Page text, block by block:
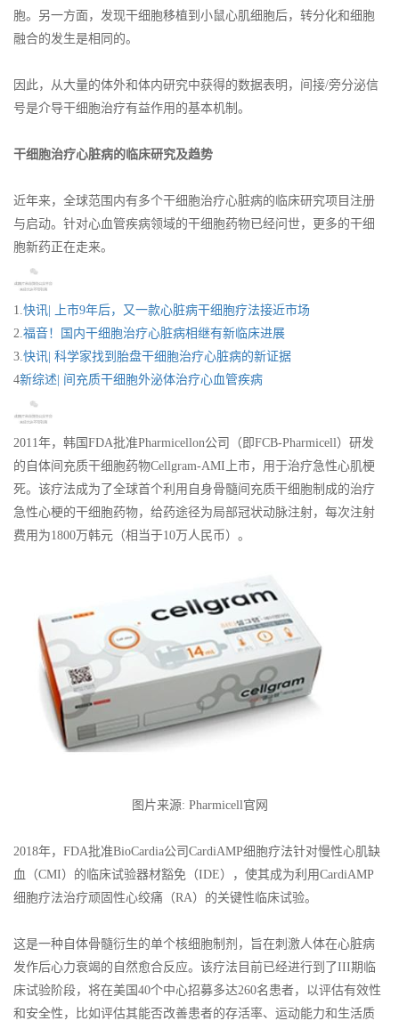
胞。另一方面，发现干细胞移植到小鼠心肌细胞后，转分化和细胞
融合的发生是相同的。
因此，从大量的体外和体内研究中获得的数据表明，间接/旁分泌信
号是介导干细胞治疗有益作用的基本机制。
干细胞治疗心脏病的临床研究及趋势
近年来，全球范围内有多个干细胞治疗心脏病的临床研究项目注册
与启动。针对心血管疾病领域的干细胞药物已经问世，更多的干细
胞新药正在走来。
1. 快讯| 上市9年后，又一款心脏病干细胞疗法接近市场
2. 福音！国内干细胞治疗心脏病相继有新临床进展
3. 快讯| 科学家找到胎盘干细胞治疗心脏病的新证据
4新综述| 间充质干细胞外泌体治疗心血管疾病
2011年，韩国FDA批准Pharmicellon公司（即FCB-Pharmicell）研发
的自体间充质干细胞药物Cellgram-AMI上市，用于治疗急性心肌梗
死。该疗法成为了全球首个利用自身骨髓间充质干细胞制成的治疗
急性心梗的干细胞药物，给药途径为局部冠状动脉注射，每次注射
费用为1800万韩元（相当于10万人民币）。
图片来源: Pharmicell官网
2018年，FDA批准BioCardia公司CardiAMP细胞疗法针对慢性心肌缺
血（CMI）的临床试验器材豁免（IDE），使其成为利用CardiAMP
细胞疗法治疗顽固性心绞痛（RA）的关键性临床试验。
这是一种自体骨髓衍生的单个核细胞制剂，旨在刺激人体在心脏病
发作后心力衰竭的自然愈合反应。该疗法目前已经进行到了III期临
床试验阶段，将在美国40个中心招募多达260名患者，以评估有效性
和安全性，比如评估其能否改善患者的存活率、运动能力和生活质